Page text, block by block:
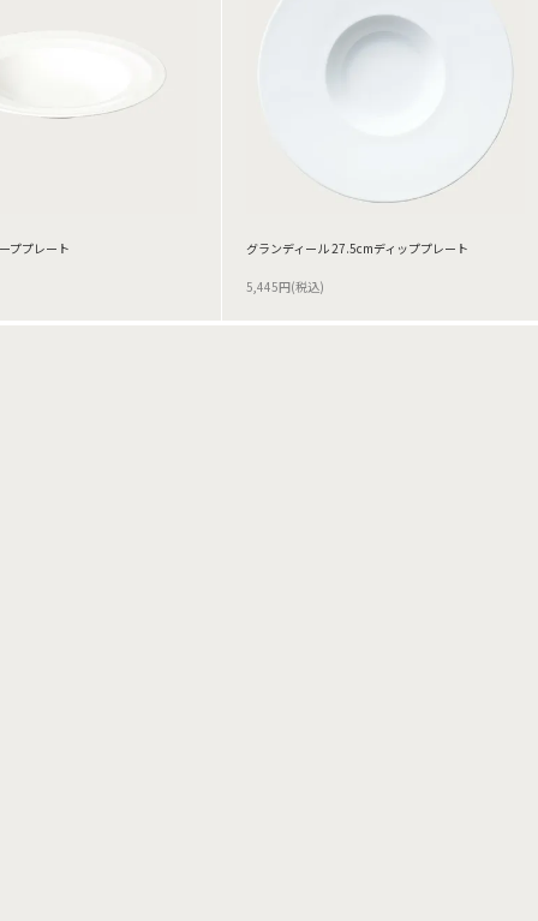
ププレート グランディール 27.5cmディッププレート
5,445円(税込)